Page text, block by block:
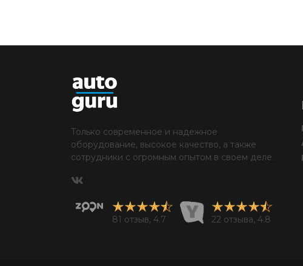
Только современное и надежное
оборудование, высокое качество, а также
сотрудники с огромным опытом в своем деле.
81 отзыв, 4.7 22 отзыва, 4.8